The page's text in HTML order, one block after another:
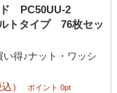
PC50UU-2
トタイプ 76枚セッ
い得♪ナット・ワッシ
） ポイント 0pt